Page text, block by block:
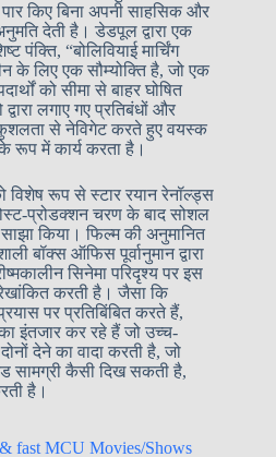
किए बिना अपनी साहसिक और
देती है। डेडपूल द्वारा एक
पंक्ति, “बोलिवियाई मार्चिंग
के लिए एक सौम्योक्ति है, जो एक
को सीमा से बाहर घोषित
लगाए गए प्रतिबंधों और
से नेविगेट करते हुए वयस्क
में कार्य करता है।
विशेष रूप से स्टार रयान रेनॉल्ड्स
प्रोडक्शन चरण के बाद सोशल
किया। फिल्म की अनुमानित
बॉक्स ऑफिस पूर्वानुमान द्वारा
सिनेमा परिदृश्य पर इस
करती है। जैसा कि
पर प्रतिबिंबित करते हैं,
इंतजार कर रहे हैं जो उच्च-
देने का वादा करती है, जो
सामग्री कैसी दिख सकती है,
है।
fast MCU Movies/Shows